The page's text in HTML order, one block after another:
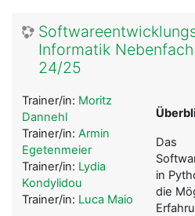
Informatik
24/25
Das
in
die
Trainer/in: Moritz
Dannehl
Trainer/in: Armin
Egetenmeier
Trainer/in: Lydia
Kondylidou
Trainer/in: Luca Maio